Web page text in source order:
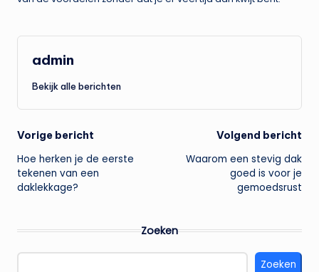
admin
Bekijk alle berichten
Bericht
navigatie
Vorige bericht
Hoe herken je de eerste
tekenen van een
daklekkage?
Volgend bericht
Waarom een stevig dak
goed is voor je
gemoedsrust
Zoeken
Zoeken